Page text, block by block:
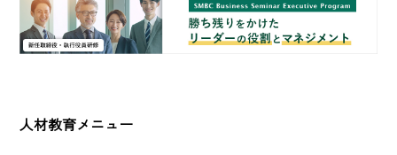
人材教育メニュー